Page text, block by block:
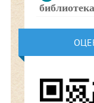
библиотека